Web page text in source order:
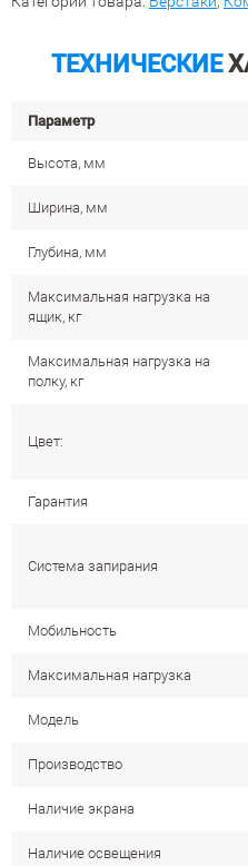
ТЕХНИЧЕСКИЕ
Параметр
Высота, мм
Ширина, мм
Глубина, мм
Максимальная нагрузка на
ящик, кг
Максимальная нагрузка на
полку, кг
Цвет:
Гарантия
Система запирания
Мобильность
Максимальная нагрузка
Модель
Производство
Наличие экрана
Наличие освещения